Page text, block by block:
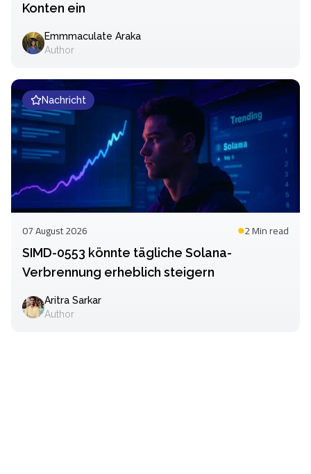
Konten ein
Emmmaculate Araka
Author
Nachricht
07 August 2026 2 Minread
SIMD-0553 könnte tägliche Solana-
Verbrennung erheblich steigern
Aritra Sarkar
Author